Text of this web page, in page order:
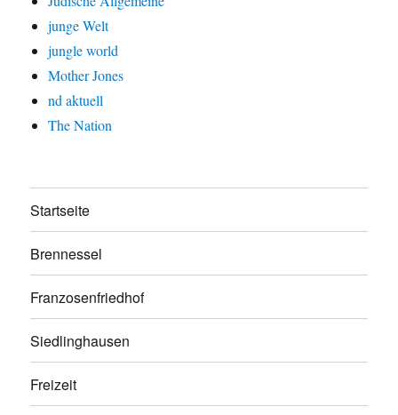
junge Welt
jungle world
Mother Jones
nd aktuell
The Nation
Startseite
Brennessel
Franzosenfriedhof
Siedlinghausen
Freizeit